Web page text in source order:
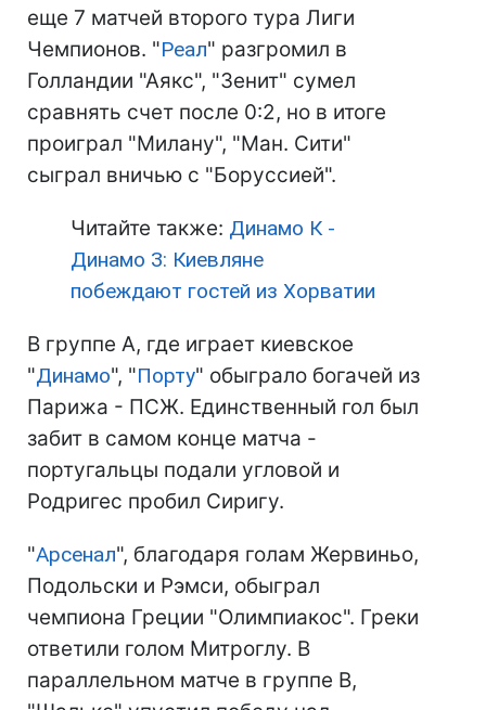
еще 7 матчей второго тура Лиги
Чемпионов. "Реал" разгромил в
Голландии "Аякс", "Зенит" сумел
сравнять счет после 0:2, но в итоге
проиграл "Милану", "Ман. Сити"
сыграл вничью с "Боруссией".
Читайте также: Динамо К -
Динамо З: Киевляне
побеждают гостей из Хорватии
В группе А, где играет киевское
"Динамо", "Порту" обыграло богачей из
Парижа - ПСЖ. Единственный гол был
забит в самом конце матча -
португальцы подали угловой и
Родригес пробил Сиригу.
"Арсенал", благодаря голам Жервиньо,
Подольски и Рэмси, обыграл
чемпиона Греции "Олимпиакос". Греки
ответили голом Митроглу. В
параллельном матче в группе В,